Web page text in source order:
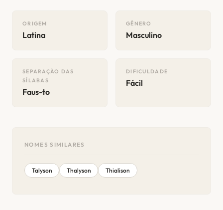
ORIGEM
Latina
GÊNERO
Masculino
SEPARAÇÃO DAS
SÍLABAS
Faus-to
DIFICULDADE
Fácil
NOMES SIMILARES
Talyson Thalyson Thialison